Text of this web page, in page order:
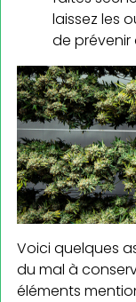
laissez les
de prévenir
Voici quelques
du mal à
éléments